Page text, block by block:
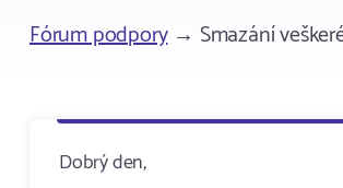
Fórum podpory→ Smazání
Dobrý den,